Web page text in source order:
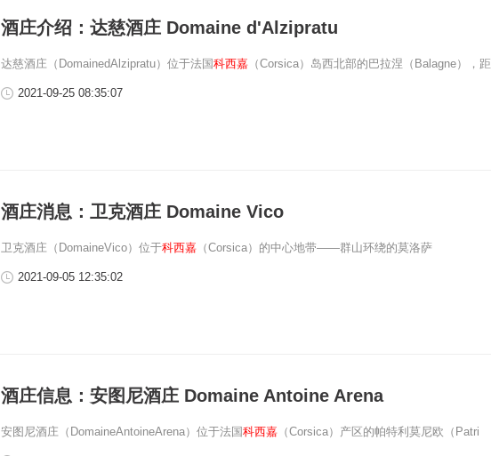
酒庄介绍：达慈酒庄 Domaine d'Alzipratu
达慈酒庄（DomainedAlzipratu）位于法国科西嘉 （Corsica）岛西北部的巴拉涅（Balagne），距
2021-09-25 08:35:07
酒庄消息：卫克酒庄 Domaine Vico
卫克酒庄（DomaineVico）位于科西嘉 （Corsica）的中心地带——群山环绕的莫洛萨
2021-09-05 12:35:02
酒庄信息：安图尼酒庄 Domaine Antoine Arena
安图尼酒庄（DomaineAntoineArena）位于法国科西嘉 （Corsica）产区的帕特利莫尼欧（Patri